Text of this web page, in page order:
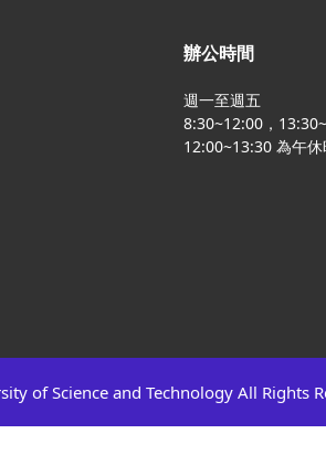
辦公時間
週一至週五
8:30~12:00，
12:00~13:30 為午
of Science and Technology All Rights